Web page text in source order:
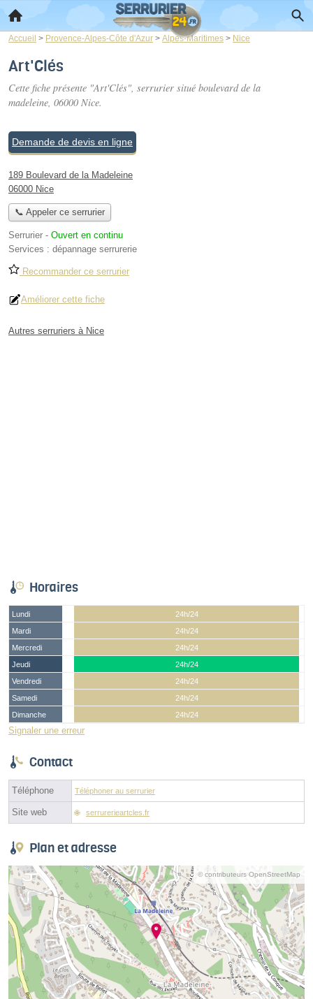
Accueil > Provence-Alpes-Côte d'Azur > Alpes-Maritimes > Nice
Art'Clés
Cette fiche présente "Art'Clés", serrurier situé boulevard de la
madeleine, 06000 Nice.
Demande de devis en ligne
189 Boulevard de la Madeleine
06000 Nice
📞 Appeler ce serrurier
Serrurier - Ouvert en continu
Services : dépannage serrurerie
Recommander ce serrurier
Améliorer cette fiche
Autres serruriers à Nice
Horaires
Lundi
24h/24
Mardi
24h/24
Mercredi
24h/24
Jeudi
24h/24
Vendredi
24h/24
Samedi
24h/24
Dimanche
24h/24
Signaler une erreur
Contact
Téléphone Téléphoner au serrurier
Site web serrurerieartcles.fr
Plan et adresse
© contributeurs OpenStreetMap